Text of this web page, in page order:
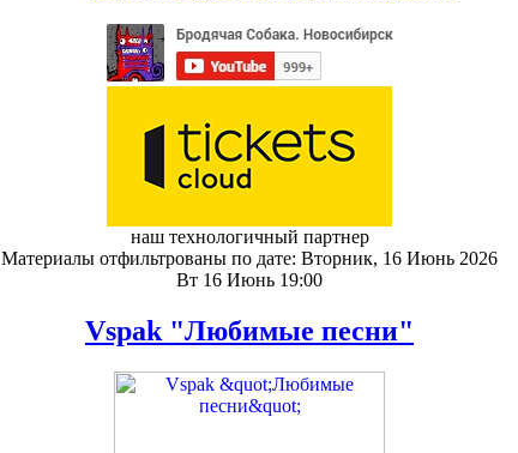
наш технологичный партнер
Материалы отфильтрованы по дате: Вторник, 16 Июнь 2026
Вт 16 Июнь 19:00
Vspak "Любимые песни"